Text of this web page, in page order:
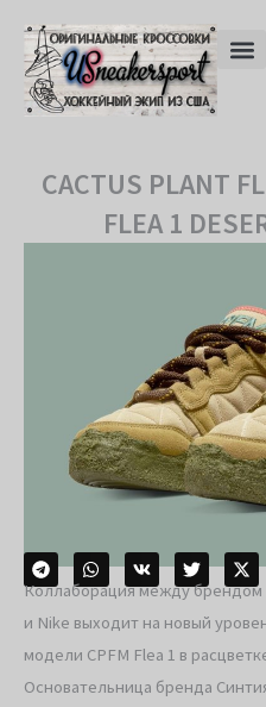
содержимому
CACTUS PLANT
FLEA 1
Коллаборация между брендом
и Nike выходит на новый
модели CPFM Flea 1 в
Основательница бренда